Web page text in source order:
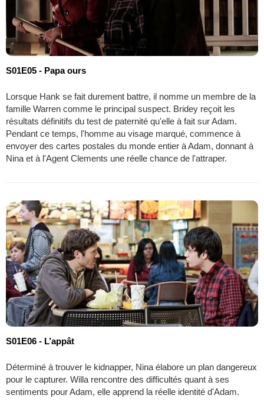
S01E05 - Papa ours
Lorsque Hank se fait durement battre, il nomme un membre de la
famille Warren comme le principal suspect. Bridey reçoit les
résultats définitifs du test de paternité qu'elle à fait sur Adam.
Pendant ce temps, l'homme au visage marqué, commence à
envoyer des cartes postales du monde entier à Adam, donnant à
Nina et à l'Agent Clements une réelle chance de l'attraper.
S01E06 - L’appât
Déterminé à trouver le kidnapper, Nina élabore un plan dangereux
pour le capturer. Willa rencontre des difficultés quant à ses
sentiments pour Adam, elle apprend la réelle identité d'Adam.